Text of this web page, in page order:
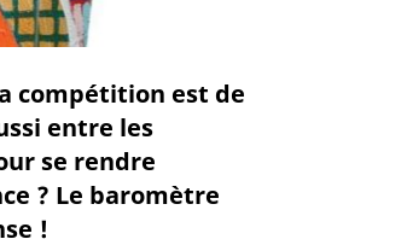
compétition est de
entre les
se rendre
? Le baromètre
!